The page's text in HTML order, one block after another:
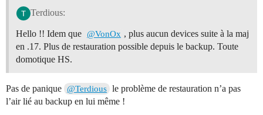
Terdious:
Hello !! Idem que @VonOx , plus aucun devices suite à la maj
en .17. Plus de restauration possible depuis le backup. Toute
domotique HS.
Pas de panique @Terdious le problème de restauration n’a pas
l’air lié au backup en lui même !